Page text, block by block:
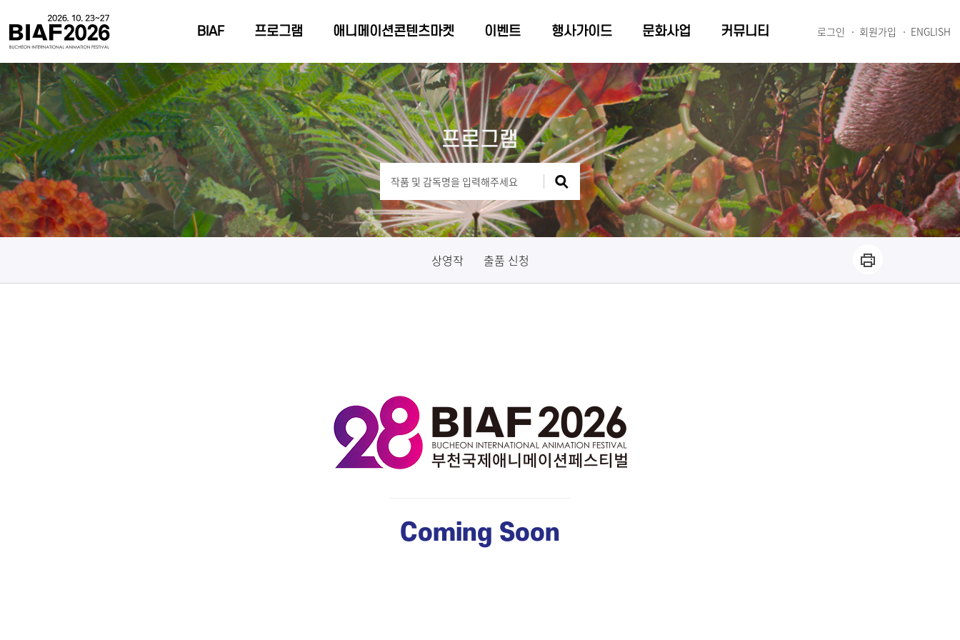
BIAF 프로그램 애니메이션콘텐츠마켓 이벤트 행사가이드 문화사업 커뮤니티 로그인 회원가입 ENGLISH
프로그램
상영작 출품 신청
Coming Soon